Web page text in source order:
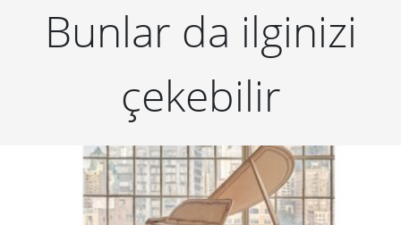
Bunlar da ilginizi
çekebilir